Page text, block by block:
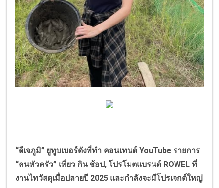
“ดีเจภูมิ” ยูทูบเบอร์ดังที่ทำ คอนเทนต์ YouTube รายการ
“คนหัวครัว” เที่ยว กิน ช้อป, โปรโมตแบรนด์ ROWEL ที่
งานไทวัสดุเมื่อปลายปี 2025 และกำลังจะมีโปรเจกต์ใหญ่